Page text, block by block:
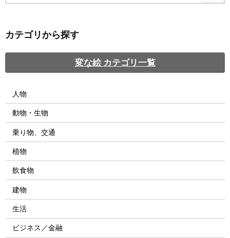
カテゴリから探す
変な絵 カテゴリ一覧
人物
動物・生物
乗り物、交通
植物
飲食物
建物
生活
ビジネス／金融